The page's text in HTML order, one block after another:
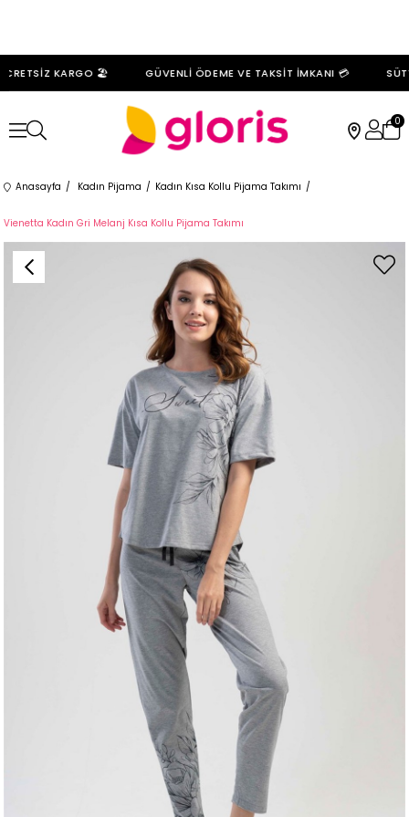
KARGO 🏖️ GÜVENLİ ÖDEME VE TAKSİT İMKANI 💳
0
Anasayfa Kadın Pijama Kadın Kısa Kollu Pijama Takımı
Vienetta Kadın Gri Melanj Kısa Kollu Pijama Takımı